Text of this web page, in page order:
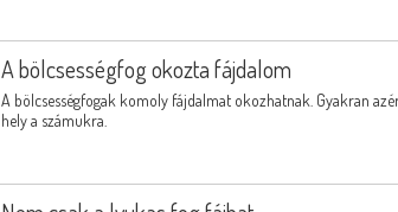
A bölcsességfog okozta fájdalom
A bölcsességfogak komoly fájdalmat okozhatnak. Gyakran
hely a számukra.